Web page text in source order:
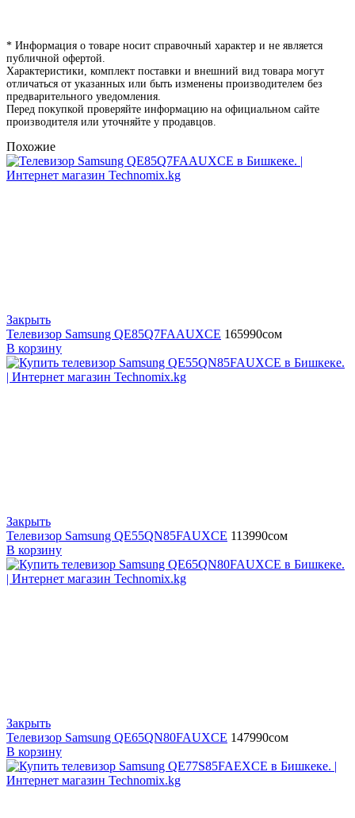
* Информация о товаре носит справочный характер и не является
публичной офертой.
Характеристики, комплект поставки и внешний вид товара могут
отличаться от указанных или быть изменены производителем без
предварительного уведомления.
Перед покупкой проверяйте информацию на официальном сайте
производителя или уточняйте у продавцов.
Похожие
Закрыть
Телевизор Samsung QE85Q7FAAUXCE 165990сом
В корзину
Закрыть
Телевизор Samsung QE55QN85FAUXCE 113990сом
В корзину
Закрыть
Телевизор Samsung QE65QN80FAUXCE 147990сом
В корзину